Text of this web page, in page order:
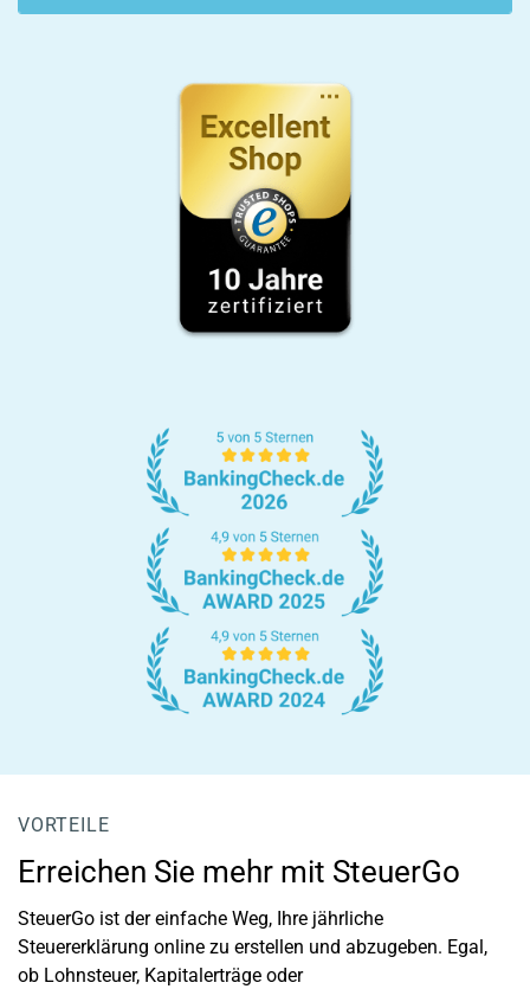
VORTEILE
Erreichen Sie mehr mit SteuerGo
SteuerGo ist der einfache Weg, Ihre jährliche
Steuererklärung online zu erstellen und abzugeben. Egal,
ob Lohnsteuer, Kapitalerträge oder